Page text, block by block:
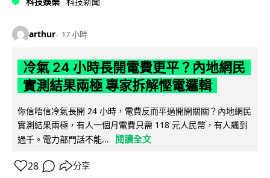
arthur 17 小時
冷氣 24 小時長開電費更平？內地網民
實測結果兩極 專家拆解慳電邏輯
你信唔信冷氣長開 24 小時，電費反而平過開開關關？內地網民
實測結果兩極，有人一個月電費只需 118 元人民幣，有人飆到
過千。電力部門話不能...
閱讀全文
28 分享